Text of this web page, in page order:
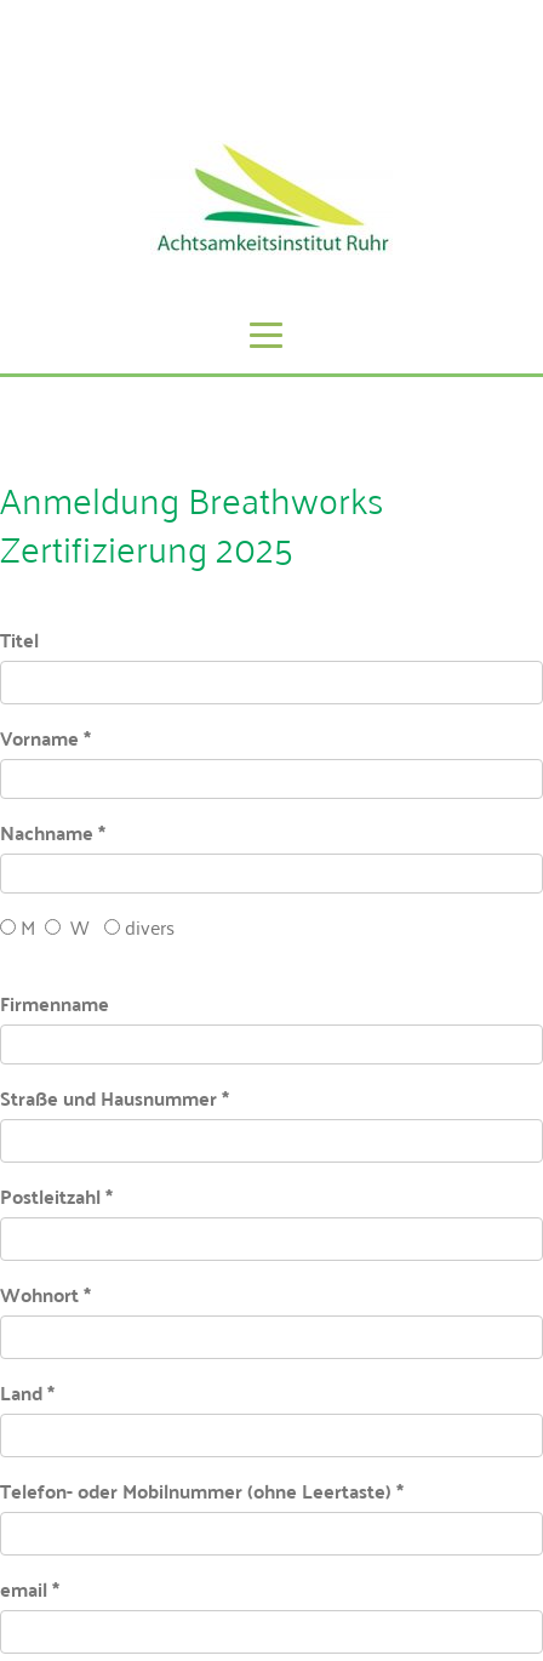
Anmeldung Breathworks
Zertifizierung 2025
Titel
Vorname *
Nachname *
M W divers
Firmenname
Straße und Hausnummer *
Postleitzahl *
Wohnort *
Land *
Telefon- oder Mobilnummer (ohne Leertaste) *
email *